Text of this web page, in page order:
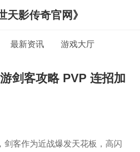
天影传奇官网》
最新资讯 游戏大厅
剑客攻略 PVP 连招加
剑客作为近战爆发天花板，高闪